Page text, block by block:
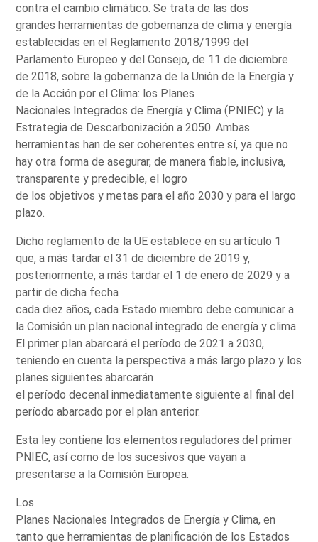
contra el cambio climático. Se trata de las dos
grandes herramientas de gobernanza de clima y energía
establecidas en el Reglamento 2018/1999 del
Parlamento Europeo y del Consejo, de 11 de diciembre
de 2018, sobre la gobernanza de la Unión de la Energía y
de la Acción por el Clima: los Planes
Nacionales Integrados de Energía y Clima (PNIEC) y la
Estrategia de Descarbonización a 2050. Ambas
herramientas han de ser coherentes entre sí, ya que no
hay otra forma de asegurar, de manera fiable, inclusiva,
transparente y predecible, el logro
de los objetivos y metas para el año 2030 y para el largo
plazo.
Dicho reglamento de la UE establece en su artículo 1
que, a más tardar el 31 de diciembre de 2019 y,
posteriormente, a más tardar el 1 de enero de 2029 y a
partir de dicha fecha
cada diez años, cada Estado miembro debe comunicar a
la Comisión un plan nacional integrado de energía y clima.
El primer plan abarcará el período de 2021 a 2030,
teniendo en cuenta la perspectiva a más largo plazo y los
planes siguientes abarcarán
el período decenal inmediatamente siguiente al final del
período abarcado por el plan anterior.
Esta ley contiene los elementos reguladores del primer
PNIEC, así como de los sucesivos que vayan a
presentarse a la Comisión Europea.
Los
Planes Nacionales Integrados de Energía y Clima, en
tanto que herramientas de planificación de los Estados